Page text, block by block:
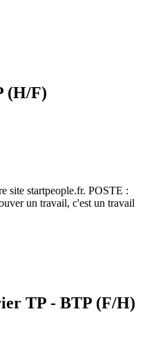
(H/F)
site startpeople.fr. POSTE :
un travail, c'est un travail
TP - BTP (F/H)